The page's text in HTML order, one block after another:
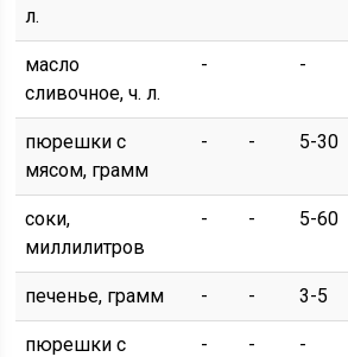
л.
масло
сливочное, ч. л.
- -
пюрешки с
мясом, грамм
- - 5-30
соки,
миллилитров
- - 5-60
печенье, грамм - - 3-5
пюрешки с
- - -